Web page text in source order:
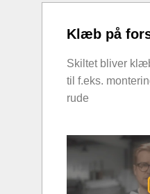
Klæb på
Skiltet bliver
til f.eks.
rude